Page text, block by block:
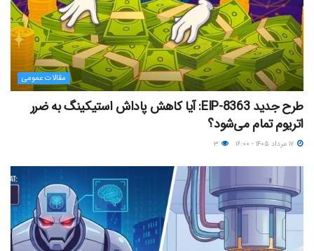
مقالات عمومی
طرح جدید EIP-8363: آیا کاهش پاداش استیکینگ به ضرر
اتریوم تمام می‌شود؟